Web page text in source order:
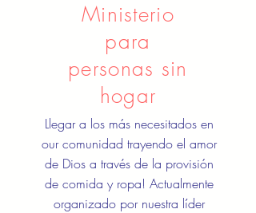
Ministerio
para
personas sin
hogar
Llegar a los más necesitados en
ourcomunidad trayendo el amor
de Dios a través de la provisión
de comida y ropa! Actualmente
organizado por nuestra líder